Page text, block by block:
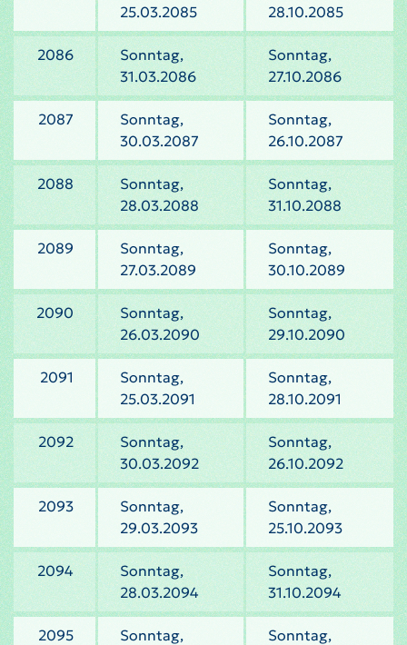
25.03.2085
28.10.2085
2086
Sonntag,
31.03.2086
Sonntag,
27.10.2086
2087
Sonntag,
30.03.2087
Sonntag,
26.10.2087
2088
Sonntag,
28.03.2088
Sonntag,
31.10.2088
2089
Sonntag,
27.03.2089
Sonntag,
30.10.2089
2090
Sonntag,
26.03.2090
Sonntag,
29.10.2090
2091
Sonntag,
25.03.2091
Sonntag,
28.10.2091
2092
Sonntag,
30.03.2092
Sonntag,
26.10.2092
2093
Sonntag,
29.03.2093
Sonntag,
25.10.2093
2094
Sonntag,
28.03.2094
Sonntag,
31.10.2094
2095
Sonntag,
Sonntag,